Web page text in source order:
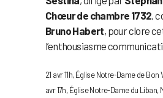
Chœur de chambre 1732,
Bruno Habert, pour clore
l’enthousiasme
21 avr 11h, Église Notre-Dame de Bon
avr 17h, Église Notre-Dame du Liban,